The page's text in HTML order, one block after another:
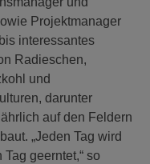
Projektmanager
interessantes
Radieschen,
und
darunter
auf den Feldern
„Jeden Tag wird
geerntet,“ so